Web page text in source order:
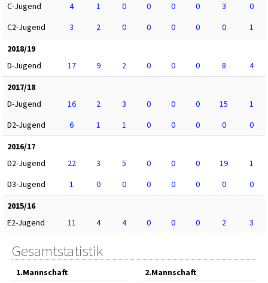
C-Jugend
4 1 0 0 0 0 3
0
C2-Jugend
3 2 0 0 0 0 0
1
2018/19
D-Jugend
17 9 2 0 0 0 8
4
2017/18
D-Jugend
16 2 3 0 0 0 15
1
D2-Jugend
6 1 1 0 0 0 0
0
2016/17
D2-Jugend
22 3 5 0 0 0 19
1
D3-Jugend
1 0 0 0 0 0 0
0
2015/16
E2-Jugend
11 4 4 0 0 0 2 3
Gesamtstatistik
1.Mannschaft
2.Mannschaft